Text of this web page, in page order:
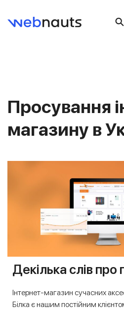
Просування
магазину в
Декілька слів про
Інтернет-магазин сучасних
Білка є нашим постійним